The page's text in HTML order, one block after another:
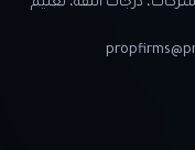
درجات الثقة، تعليم